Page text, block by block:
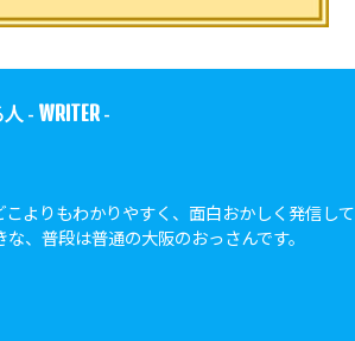
- WRITER-
よりもわかりやすく、面白おかしく発信して
、普段は普通の大阪のおっさんです。